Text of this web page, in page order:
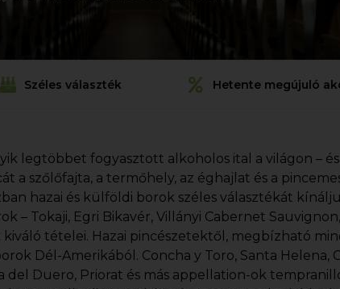
Széles választék Hetente megújuló
legtöbbet fogyasztott alkoholos ital a világon –
a szőlőfajta, a termőhely, az éghajlat és a
hazai és külföldi borok széles választékát
– Tokaji, Egri Bikavér, Villányi Cabernet
tételei. Hazai pincészetektől, megbízható
Dél-Amerikából. Concha y Toro, Santa Helena,
del Duero, Priorat és más appellation-ok